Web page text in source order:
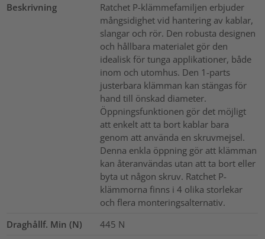
Beskrivning
Ratchet P-klämmefamiljen erbjuder
mångsidighet vid hantering av kablar,
slangar och rör. Den robusta designen
och hållbara materialet gör den
idealisk för tunga applikationer, både
inom och utomhus. Den 1-parts
justerbara klämman kan stängas för
hand till önskad diameter.
Öppningsfunktionen gör det möjligt
att enkelt att ta bort kablar bara
genom att använda en skruvmejsel.
Denna enkla öppning gör att klämman
kan återanvändas utan att ta bort eller
byta ut någon skruv. Ratchet P-
klämmorna finns i 4 olika storlekar
och flera monteringsalternativ.
Draghållf. Min (N)
445 N